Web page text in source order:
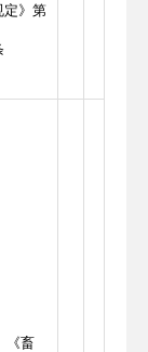
定》第
《畜